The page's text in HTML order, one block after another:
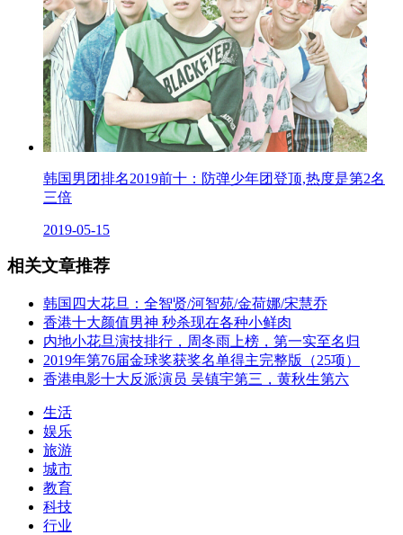
韩国男团排名2019前十：防弹少年团登顶,热度是第2名
三倍
2019-05-15
相关文章推荐
韩国四大花旦：全智贤/河智苑/金荷娜/宋慧乔
香港十大颜值男神 秒杀现在各种小鲜肉
内地小花旦演技排行，周冬雨上榜，第一实至名归
2019年第76届金球奖获奖名单得主完整版（25项）
香港电影十大反派演员 吴镇宇第三，黄秋生第六
生活
娱乐
旅游
城市
教育
科技
行业